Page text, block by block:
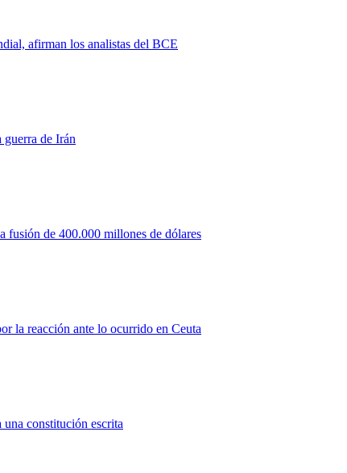
afirman los analistas del BCE
guerra de Irán
fusión de 400.000 millones de dólares
la reacción ante lo ocurrido en Ceuta
constitución escrita